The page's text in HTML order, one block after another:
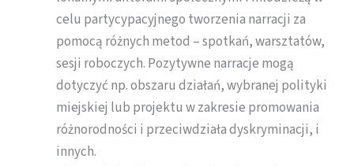
celu partycypacyjnego tworzenia narracji za
pomocą różnych metod – spotkań, warsztatów,
sesji roboczych. Pozytywne narracje mogą
dotyczyć np. obszaru działań, wybranej polityki
miejskiej lub projektu w zakresie promowania
różnorodności i przeciwdziała dyskryminacji, i
innych.